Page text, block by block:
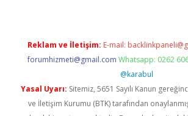
Reklam ve İletişim: E-mail:
forumhizmeti@gmail.com Whatsapp: 0262
@karabul
Yasal Uyarı: Sitemiz, 5651 Sayılı Kanun
ve İletişim Kurumu (BTK) tarafından